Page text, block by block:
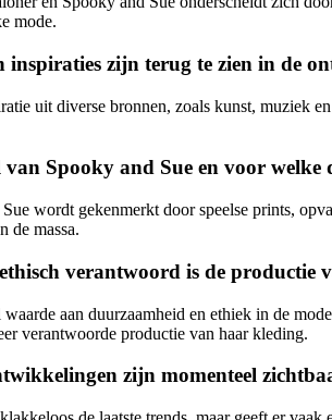
mode.
inspiraties zijn terug te zien in de
uit diverse bronnen, zoals kunst, muziek
Spooky and Sue en voor welke
wordt gekenmerkt door speelse prints,
de massa.
verantwoord is de productie
waarde aan duurzaamheid en ethiek in de
verantwoorde productie van haar kleding.
zijn momenteel